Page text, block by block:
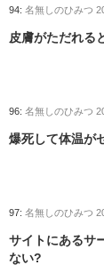
94: 名無しのひみつ
皮膚がただれる
96: 名無しのひみつ
爆死して体温が
97: 名無しのひみつ
サイトにあるサ
ない?